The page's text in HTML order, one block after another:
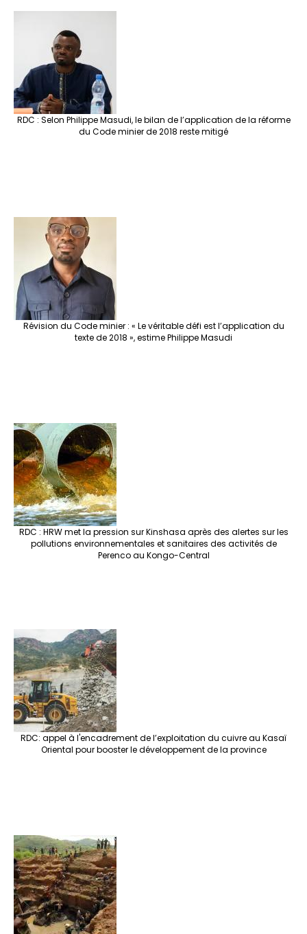
RDC : Selon Philippe Masudi, le bilan de l’application de la réforme
du Code minier de 2018 reste mitigé
Révision du Code minier : « Le véritable défi est l’application du
texte de 2018 », estime Philippe Masudi
RDC : HRW met la pression sur Kinshasa après des alertes sur les
pollutions environnementales et sanitaires des activités de
Perenco au Kongo-Central
RDC: appel à l'encadrement de l’exploitation du cuivre au Kasaï
Oriental pour booster le développement de la province